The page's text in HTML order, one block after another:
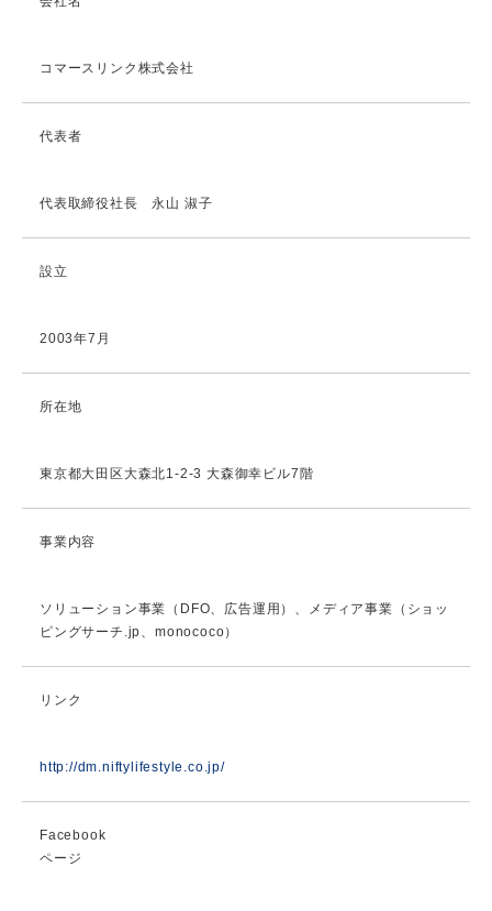
コマースリンク株式会社
代表者
代表取締役社長 永山 淑子
設立
2003年7月
所在地
東京都大田区大森北1-2-3 大森御幸ビル7階
事業内容
ソリューション事業（DFO、広告運用）、メディア事業（ショッ
ピングサーチ.jp、monococo）
リンク
http://dm.niftylifestyle.co.jp/
Facebook
ページ